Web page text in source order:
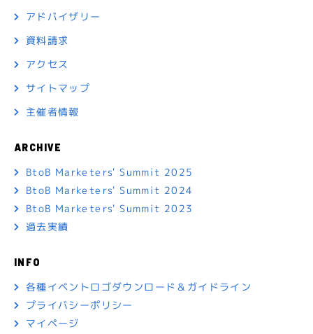
アドバイザリー
資料請求
アクセス
サイトマップ
主催者情報
ARCHIVE
BtoB Marketers' Summit 2025
BtoB Marketers' Summit 2024
BtoB Marketers' Summit 2023
過去実績
INFO
各種イベントロゴダウンロード＆ガイドライン
プライバシーポリシー
マイページ